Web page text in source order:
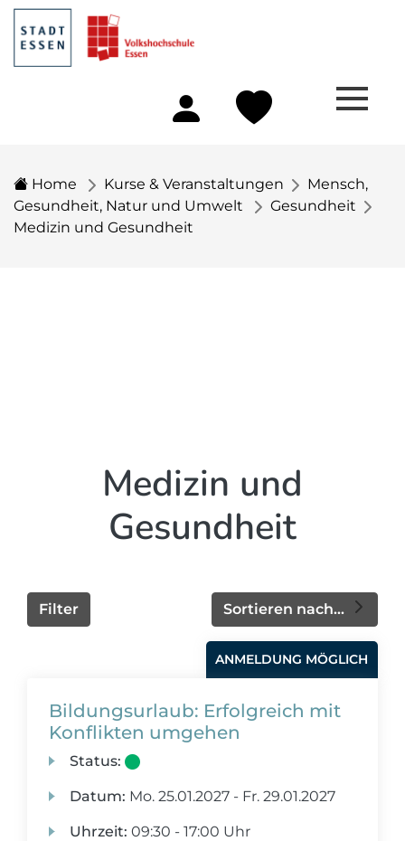
Home Kurse & Veranstaltungen
Mensch,
Gesundheit, Natur und Umwelt
Gesundheit
Medizin und Gesundheit
Medizin und
Gesundheit
Sortieren nach...
Filter
ANMELDUNG MÖGLICH
Bildungsurlaub: Erfolgreich mit
Konflikten umgehen
Status:
Datum: Mo. 25.01.2027 - Fr. 29.01.2027
Uhrzeit: 09:30 - 17:00 Uhr